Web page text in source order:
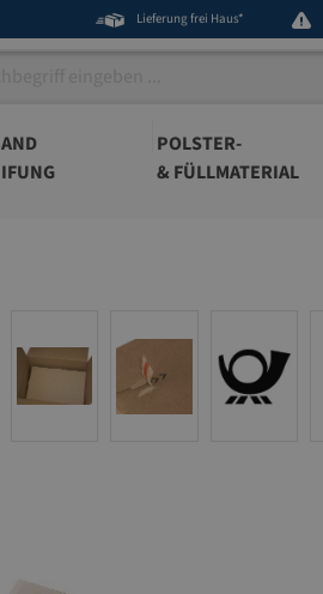
Lieferung frei Haus*
POLSTER-
& FÜLLMATERIAL